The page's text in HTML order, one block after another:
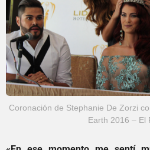
Coronación de Stephanie De Zorzi
Earth 2016 – El